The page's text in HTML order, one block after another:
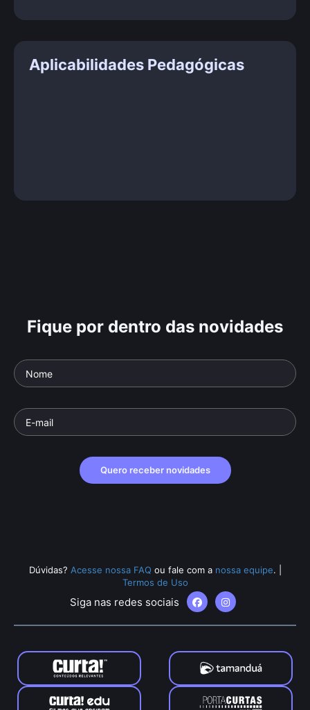
Aplicabilidades Pedagógicas
Fique por dentro das novidades
Quero receber novidades
Dúvidas? Acesse nossa FAQ ou fale com a nossa equipe.
Termos de Uso
Siga nas redes sociais